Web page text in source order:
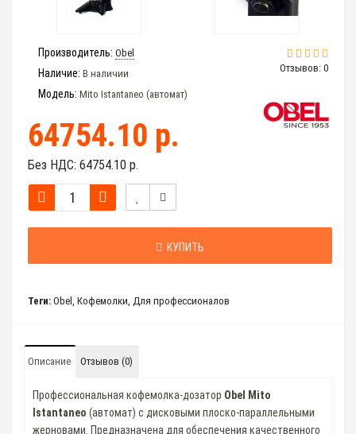
Отзывов: 0
Производитель: Obel
Наличие: В наличии
Модель: Mito Istantaneo (автомат)
64754.10 р.
Без НДС: 64754.10 р.
КУПИТЬ
Теги: Obel Кофемолки Для профессионалов
Описание Отзывов (0)
Профессиональная кофемолка-дозатор Obel Mito
Istantaneo (автомат) с дисковыми плоско-параллельными
жерновами. Предназначена для обеспечения качественного